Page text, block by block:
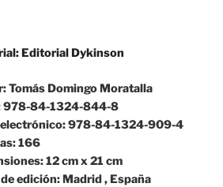
Editorial Dykinson
Tomás Domingo Moratalla
978-84-1324-844-8
978-84-1324-909-4
166
12 cm x 21 cm
edición:Madrid , España